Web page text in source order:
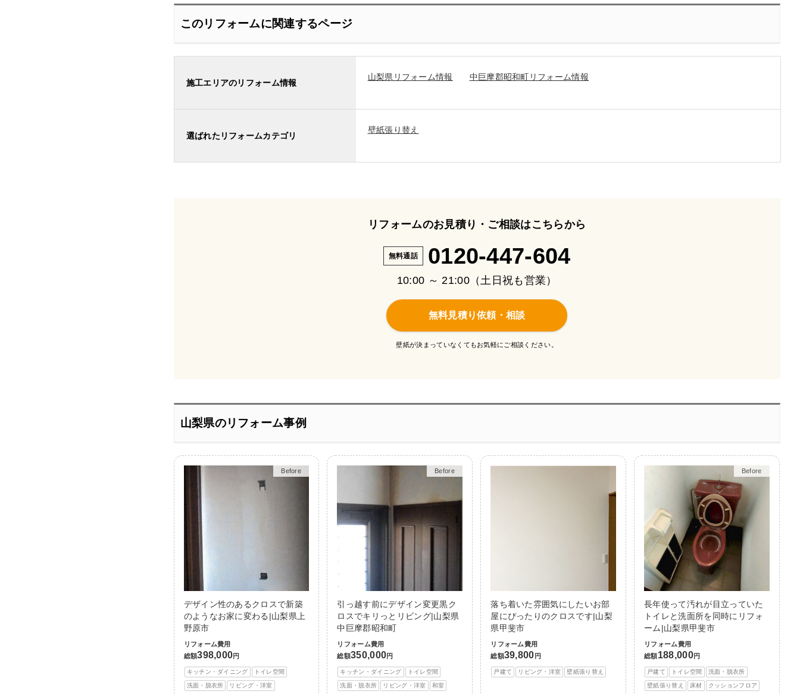
このリフォームに関連するページ
施工エリアのリフォーム情報
山梨県リフォーム情報 中巨摩郡昭和町リフォーム情報
選ばれたリフォームカテゴリ
壁紙張り替え
リフォームのお見積り・ご相談はこちらから
無料通話 0120-447-604
10:00 ～ 21:00（土日祝も営業）
無料見積り依頼・相談
壁紙が決まっていなくてもお気軽にご相談ください。
山梨県のリフォーム事例
Before
After
デザイン性のあるクロスで新築
のようなお家に変わる|山梨県上
野原市
リフォーム費用
総額398,000円
キッチン・ダイニング トイレ空間
洗面・脱衣所 リビング・洋室
Before
After
引っ越す前にデザイン変更黒ク
ロスでキリっとリビング|山梨県
中巨摩郡昭和町
リフォーム費用
総額350,000円
キッチン・ダイニング トイレ空間
洗面・脱衣所 リビング・洋室 和室
落ち着いた雰囲気にしたいお部
屋にぴったりのクロスです|山梨
県甲斐市
リフォーム費用
総額39,800 円
戸建て リビング・洋室 壁紙張り替え
Before
After
長年使って汚れが目立っていた
トイレと洗面所を同時にリフォ
ーム|山梨県甲斐市
リフォーム費用
総額188,000円
戸建て トイレ空間 洗面・脱衣所
壁紙張り替え 床材 クッションフロア